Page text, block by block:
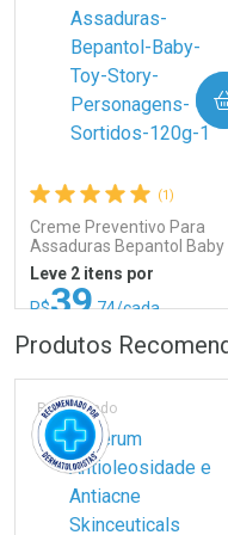
(1)
Creme Preventivo Para
Assaduras Bepantol Baby
Toy Story Personagens
Sortidos 120g
Leve 2 itens por
R$39,74/cada
COMPRAR
Por Menos
Produtos
Patrocinado